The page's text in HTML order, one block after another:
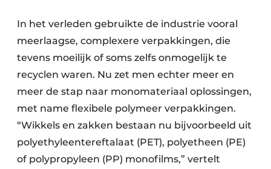
In het verleden gebruikte de industrie vooral
meerlaagse, complexere verpakkingen, die
tevens moeilijk of soms zelfs onmogelijk te
recyclen waren. Nu zet men echter meer en
meer de stap naar monomateriaal oplossingen,
met name flexibele polymeer verpakkingen.
“Wikkels en zakken bestaan nu bijvoorbeeld uit
polyethyleentereftalaat (PET), polyetheen (PE)
of polypropyleen (PP) monofilms,” vertelt